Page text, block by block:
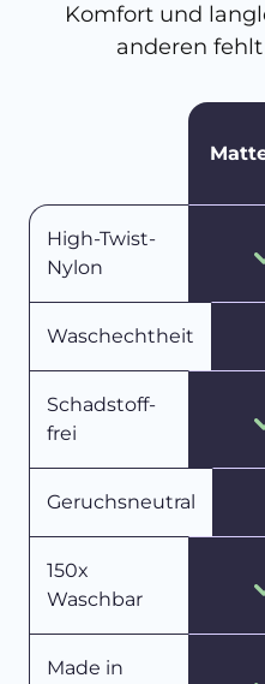
Komfort und
anderen
High-Twist-
Nylon
Waschechtheit
Schadstoff-
frei
Geruchsneutral
150x
Waschbar
Made in